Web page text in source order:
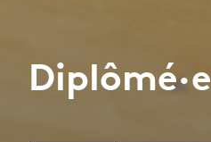
Diplômé·e